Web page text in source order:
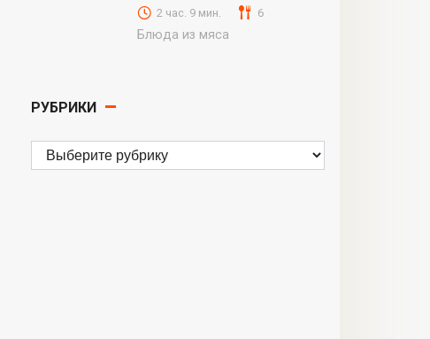
2 час. 9 мин. 6
Блюда из мяса
РУБРИКИ
Рубрики